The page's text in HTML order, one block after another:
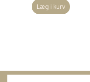
Læg i kurv